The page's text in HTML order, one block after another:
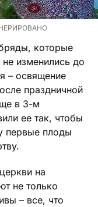
которые
изменились до
– освящение
праздничной
в 3-м
ее так, чтобы
первые плоды
на
не только
– все, что